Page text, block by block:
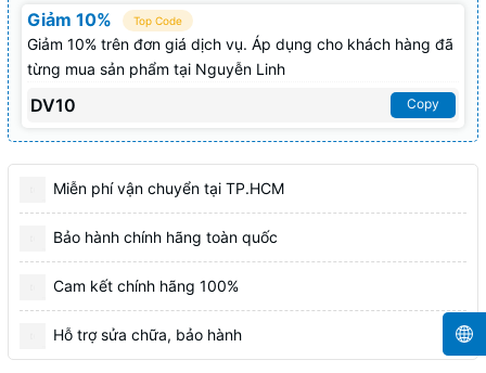
Giảm 10% Top Code
Giảm 10% trên đơn giá dịch vụ. Áp dụng cho khách hàng đã
từng mua sản phẩm tại Nguyễn Linh
DV10 Copy
Miễn phí vận chuyển tại TP.HCM
Bảo hành chính hãng toàn quốc
Cam kết chính hãng 100%
Hỗ trợ sửa chữa, bảo hành